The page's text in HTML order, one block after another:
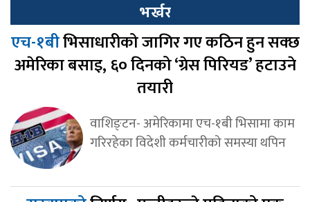
भर्खर
एच-१बीभिसाधारीको जागिर गए कठिन हुन सक्छ
अमेरिका बसाइ, ६० दिनको ‘ग्रेस पिरियड’ हटाउने
तयारी
वाशिङ्टन- अमेरिकामा एच-१बी भिसामा काम
गरिरहेका विदेशी कर्मचारीको समस्या थपिन